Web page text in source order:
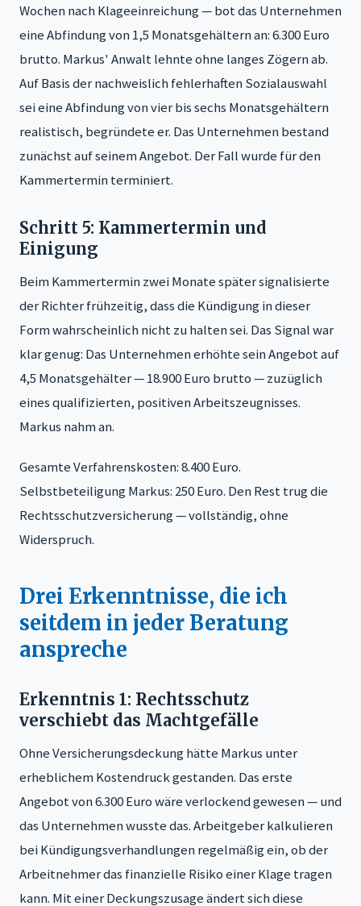
Wochen nach Klageeinreichung — bot das Unternehmen
eine Abfindung von 1,5 Monatsgehältern an: 6.300 Euro
brutto. Markus' Anwalt lehnte ohne langes Zögern ab.
Auf Basis der nachweislich fehlerhaften Sozialauswahl
sei eine Abfindung von vier bis sechs Monatsgehältern
realistisch, begründete er. Das Unternehmen bestand
zunächst auf seinem Angebot. Der Fall wurde für den
Kammertermin terminiert.
Schritt 5: Kammertermin und
Einigung
Beim Kammertermin zwei Monate später signalisierte
der Richter frühzeitig, dass die Kündigung in dieser
Form wahrscheinlich nicht zu halten sei. Das Signal war
klar genug: Das Unternehmen erhöhte sein Angebot auf
4,5 Monatsgehälter — 18.900 Euro brutto — zuzüglich
eines qualifizierten, positiven Arbeitszeugnisses.
Markus nahm an.
Gesamte Verfahrenskosten: 8.400 Euro.
Selbstbeteiligung Markus: 250 Euro. Den Rest trug die
Rechtsschutzversicherung — vollständig, ohne
Widerspruch.
Drei Erkenntnisse, die ich
seitdem in jeder Beratung
anspreche
Erkenntnis 1: Rechtsschutz
verschiebt das Machtgefälle
Ohne Versicherungsdeckung hätte Markus unter
erheblichem Kostendruck gestanden. Das erste
Angebot von 6.300 Euro wäre verlockend gewesen — und
das Unternehmen wusste das. Arbeitgeber kalkulieren
bei Kündigungsverhandlungen regelmäßig ein, ob der
Arbeitnehmer das finanzielle Risiko einer Klage tragen
kann. Mit einer Deckungszusage ändert sich diese